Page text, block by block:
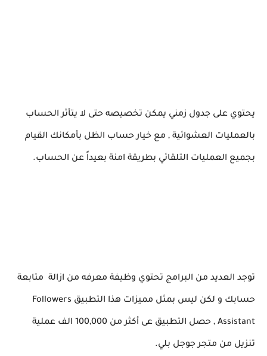
يحتوي على جدول زمني يمكن تخصيصه حتى لا يتأثر الحساب
بالعمليات العشوائية , مع خيار حساب الظل بأمكانك القيام
بجميع العمليات التلقائي بطريقة امنة بعيداً عن الحساب.
توجد العديد من البرامج تحتوي وظيفة معرفه من ازالة متابعة
حسابك و لكن ليس بمثل مميزات هذا التطبيق Followers
Assistant , حصل التطبيق عى أكثر من 100,000 الف عملية
تنزيل من متجر جوجل بلي.